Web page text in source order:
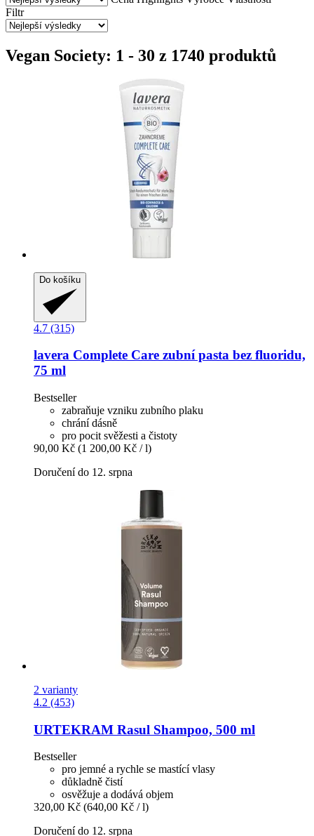
Filtr
Vegan Society: 1 - 30 z 1740 produktů
Do košíku
4.7 (315)
lavera Complete Care zubní pasta bez fluoridu,
75 ml
Bestseller
zabraňuje vzniku zubního plaku
chrání dásně
pro pocit svěžesti a čistoty
90,00 Kč (1 200,00 Kč / l)
Doručení do 12. srpna
2 varianty
4.2 (453)
URTEKRAM Rasul Shampoo, 500 ml
Bestseller
pro jemné a rychle se mastící vlasy
důkladně čistí
osvěžuje a dodává objem
320,00 Kč (640,00 Kč / l)
Doručení do 12. srpna